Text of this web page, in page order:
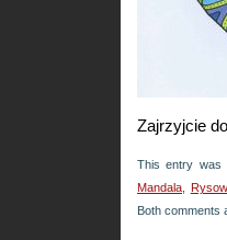
Zajrzyjcie
This entry was
Mandala
Both comments